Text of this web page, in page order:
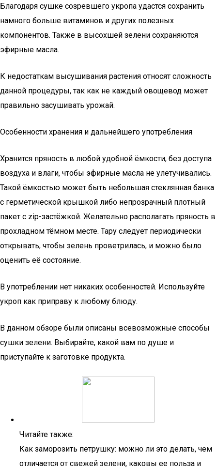
Благодаря сушке созревшего укропа удастся сохранить
намного больше витаминов и других полезных
компонентов. Также в высохшей зелени сохраняются
эфирные масла.
К недостаткам высушивания растения относят сложность
данной процедуры, так как не каждый овощевод может
правильно засушивать урожай.
Особенности хранения и дальнейшего употребления
Хранится пряность в любой удобной ёмкости, без доступа
воздуха и влаги, чтобы эфирные масла не улетучивались.
Такой ёмкостью может быть небольшая стеклянная банка
с герметической крышкой либо непрозрачный плотный
пакет с zip-застёжкой. Желательно располагать пряность в
прохладном тёмном месте. Тару следует периодически
открывать, чтобы зелень проветрилась, и можно было
оценить её состояние.
В употреблении нет никаких особенностей. Используйте
укроп как приправу к любому блюду.
В данном обзоре были описаны всевозможные способы
сушки зелени. Выбирайте, какой вам по душе и
приступайте к заготовке продукта.
Читайте также:
Как заморозить петрушку: можно ли это делать, чем
отличается от свежей зелени, каковы ее польза и